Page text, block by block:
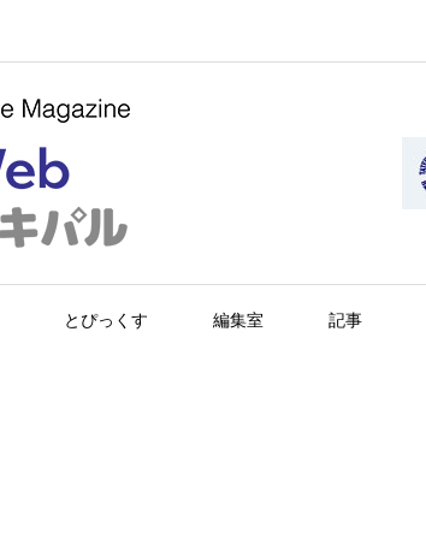
とぴっくす 編集室 記事